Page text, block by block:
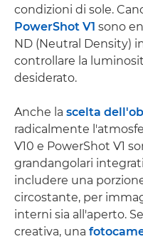
condizioni di sole.
PowerShot V1 sono
ND (Neutral Density)
controllare la
desiderato.
Anche la scelta
radicalmente
V10 e PowerShot V1
grandangolari
includere una
circostante, per
interni sia all'aperto.
creativa, una